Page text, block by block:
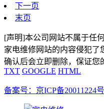
下一页
末页
[声明]本公司网站不属于任
家电维修网站的内容侵犯了
确认后会立即删除，保证您
TXT GOOGLE HTML
备案号：京ICP备20011224